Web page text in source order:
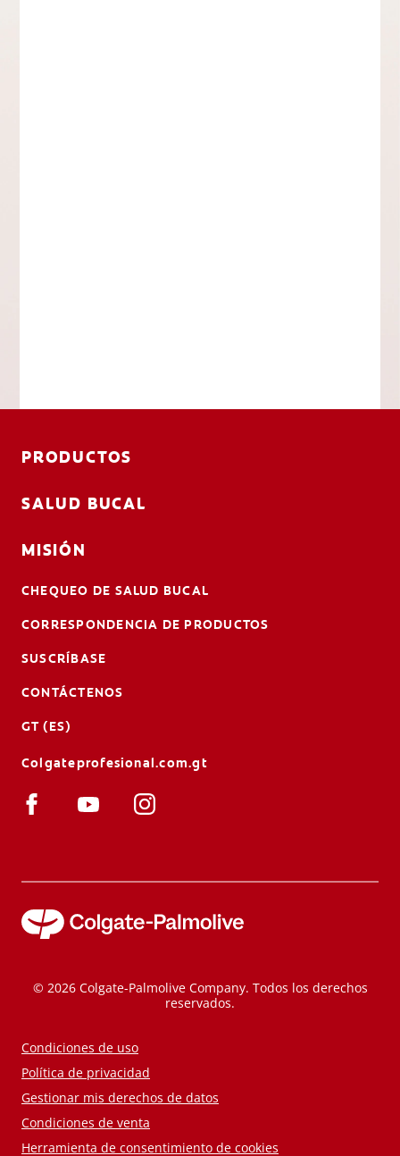
PRODUCTOS
SALUD BUCAL
MISIÓN
CHEQUEO DE SALUD BUCAL
CORRESPONDENCIA DE PRODUCTOS
SUSCRÍBASE
CONTÁCTENOS
GT (ES)
Colgateprofesional.com.gt
© 2026 Colgate-Palmolive Company. Todos los derechos
reservados.
Condiciones de uso
Política de privacidad
Gestionar mis derechos de datos
Condiciones de venta
Herramienta de consentimiento de cookies